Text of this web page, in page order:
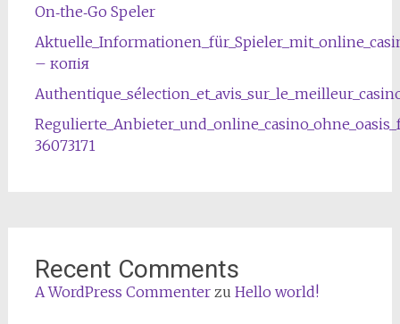
On‑the‑Go Speler
– копія
36073171
Recent Comments
A WordPress Commenterzu Hello world!